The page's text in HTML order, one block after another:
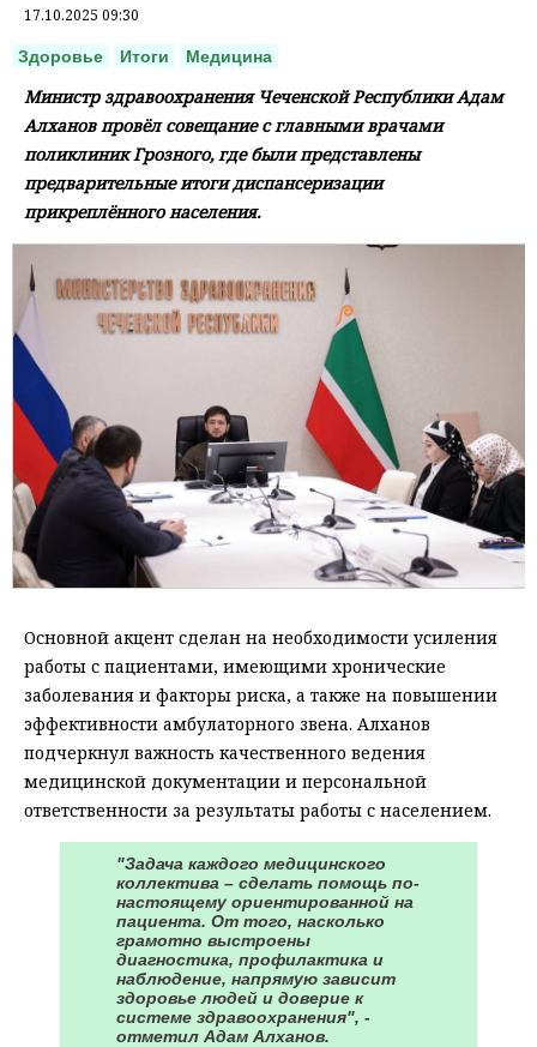
17.10.2025 09:30
Здоровье Итоги Медицина
Министр здравоохранения Чеченской Республики Адам
Алханов провёл совещание с главными врачами
поликлиник Грозного, где были представлены
предварительные итоги диспансеризации
прикреплённого населения.
Основной акцент сделан на необходимости усиления
работы с пациентами, имеющими хронические
заболевания и факторы риска, а также на повышении
эффективности амбулаторного звена. Алханов
подчеркнул важность качественного ведения
медицинской документации и персональной
ответственности за результаты работы с населением.
"Задача каждого медицинского
коллектива – сделать помощь по-
настоящему ориентированной на
пациента. От того, насколько
грамотно выстроены
диагностика, профилактика и
наблюдение, напрямую зависит
здоровье людей и доверие к
системе здравоохранения", -
отметил Адам Алханов.